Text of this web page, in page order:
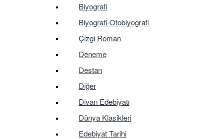
Biyografi
Biyografi-Otobiyografi
Çizgi Roman
Deneme
Destan
Diğer
Divan Edebiyatı
Dünya Klasikleri
Edebiyat Tarihi